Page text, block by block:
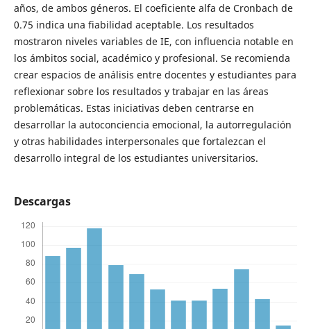
años, de ambos géneros. El coeficiente alfa de Cronbach de
0.75 indica una fiabilidad aceptable. Los resultados
mostraron niveles variables de IE, con influencia notable en
los ámbitos social, académico y profesional. Se recomienda
crear espacios de análisis entre docentes y estudiantes para
reflexionar sobre los resultados y trabajar en las áreas
problemáticas. Estas iniciativas deben centrarse en
desarrollar la autoconciencia emocional, la autorregulación
y otras habilidades interpersonales que fortalezcan el
desarrollo integral de los estudiantes universitarios.
Descargas